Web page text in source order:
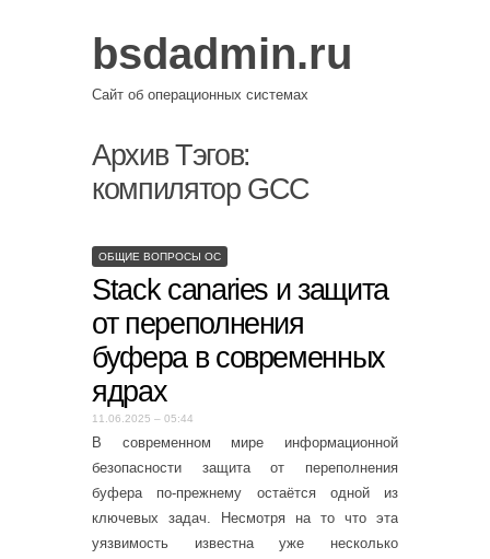
bsdadmin.ru
Сайт об операционных системах
Архив Тэгов:
компилятор GCC
ОБЩИЕ ВОПРОСЫ ОС
Stack canaries и защита
от переполнения
буфера в современных
ядрах
11.06.2025 – 05:44
В современном мире информационной
безопасности защита от переполнения
буфера по-прежнему остаётся одной из
ключевых задач. Несмотря на то что эта
уязвимость известна уже несколько